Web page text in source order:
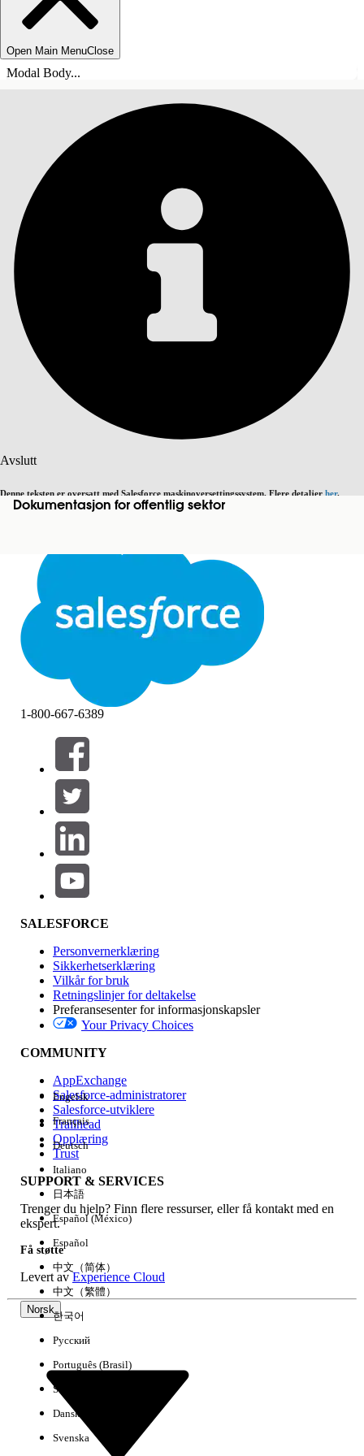
Open Main MenuClose
Modal Body...
Avslutt
Denne teksten er oversatt med Salesforce maskinoversettingssystem. Flere detaljer her.
Bytt til engelsk Ikke nå
Avslutt Avslutt
Dokumentasjon for offentlig sektor
Vis innholdsfortegnelse
Filtrer etter (0)
VELG FILTRE
Produktområde
Funksjonsinnvirkning
Utgave
Erfaring
Fjern alle Utført
1-800-667-6389
SALESFORCE
Personvernerklæring
Sikkerhetserklæring
Vilkår for bruk
Retningslinjer for deltakelse
Preferansesenter for informasjonskapsler
Your Privacy Choices
COMMUNITY
AppExchange
Salesforce-administratorer
Salesforce-utviklere
Trailhead
Opplæring
Trust
SUPPORT & SERVICES
Trenger du hjelp? Finn flere ressurser, eller få kontakt med en
ekspert.
Få støtte
Levert avExperience Cloud
Norsk
Engelsk
Français
Deutsch
Italiano
日本語
Español (México)
Español
中文（简体）
中文（繁體）
한국어
Русский
Português (Brasil)
Suomi
Dansk
Svenska